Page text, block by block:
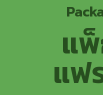
แ
แฟ